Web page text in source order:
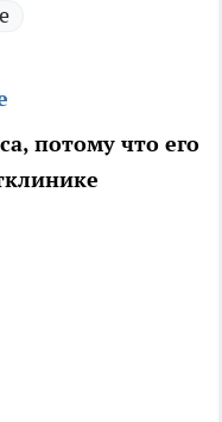
потому что его